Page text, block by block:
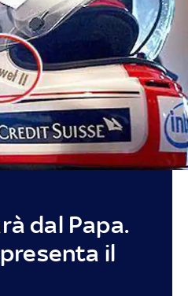
dal Papa.
il